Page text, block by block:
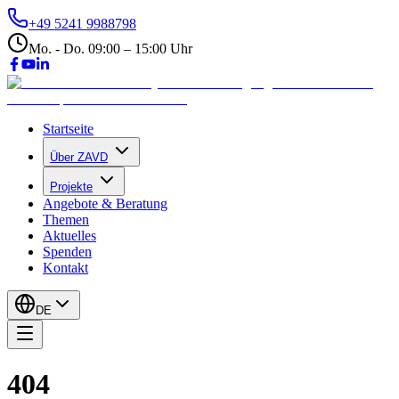
+49 5241 9988798
Mo. - Do. 09:00 – 15:00 Uhr
Startseite
Über ZAVD
Projekte
Angebote & Beratung
Themen
Aktuelles
Spenden
Kontakt
DE
404